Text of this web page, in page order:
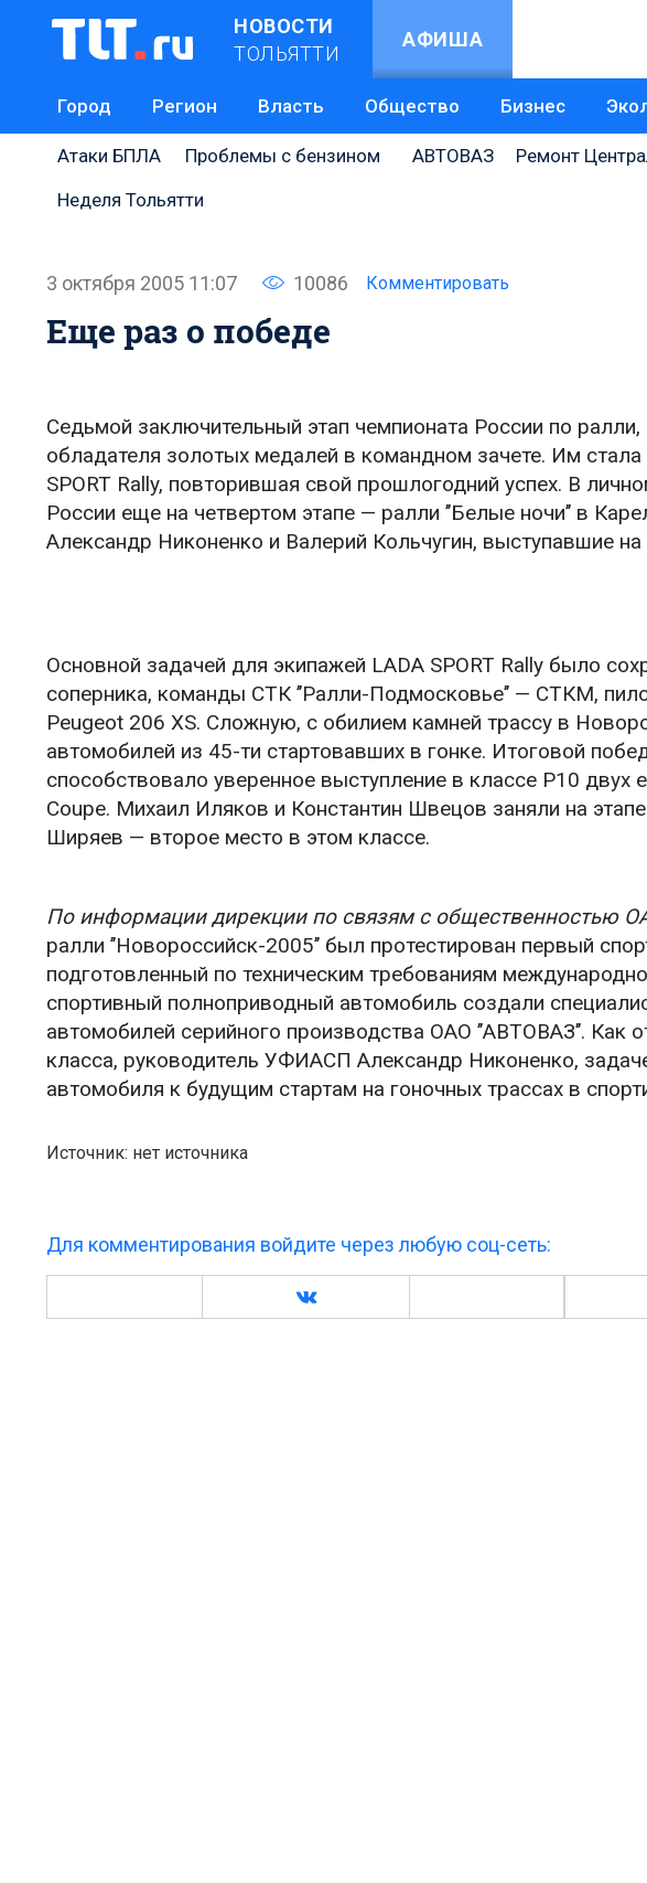
НОВОСТИ
ТОЛЬЯТТИ
АФИША
Город Регион Власть Общество Бизнес
Атаки БПЛА Проблемы с бензином АВТОВАЗ Ремонт
Неделя Тольятти
3 октября 2005 11:07 10086 Комментировать
Еще раз о победе
Седьмой заключительный этап чемпионата России по
обладателя золотых медалей в командном зачете. Им
SPORT Rally, повторившая свой прошлогодний успех. В
России еще на четвертом этапе — ралли ’’Белые ночи’’ в
Александр Никоненко и Валерий Кольчугин, выступавшие
Основной задачей для экипажей LADA SPORT Rally было
соперника, команды СТК ’’Ралли-Подмосковье’’ — СТКМ,
Peugeot 206 XS. Сложную, с обилием камней трассу в
автомобилей из 45-ти стартовавших в гонке. Итоговой
способствовало уверенное выступление в классе Р10 двух
Coupe. Михаил Иляков и Константин Швецов заняли на
Ширяев — второе место в этом классе.
По информации дирекции по связям с общественностью
ралли ’’Новороссийск-2005’’ был протестирован первый
подготовленный по техническим требованиям
спортивный полноприводный автомобиль создали
автомобилей серийного производства ОАО ’’АВТОВАЗ’’.
класса, руководитель УФИАСП Александр Никоненко,
автомобиля к будущим стартам на гоночных трассах в
Источник: нет источника
Для комментирования войдите через любую соц-сеть: